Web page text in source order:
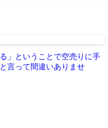
」ということで空売りに手
言って間違いありませ